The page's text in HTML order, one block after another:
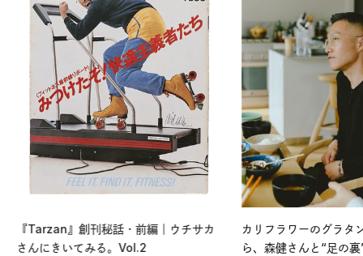
『Tarzan』創刊秘話・前編｜ウチサカ
さんにきいてみる。Vol.2
カリフラワーのグラタ
ら、森健さんと“足の